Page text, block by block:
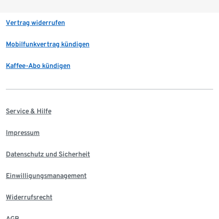
Vertrag widerrufen
Mobilfunkvertrag kündigen
Kaffee-Abo kündigen
Service & Hilfe
Impressum
Datenschutz und Sicherheit
Einwilligungsmanagement
Widerrufsrecht